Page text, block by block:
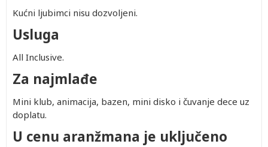
Kućni ljubimci nisu dozvoljeni.
Usluga
All Inclusive.
Za najmlađe
Mini klub, animacija, bazen, mini disko i čuvanje dece uz
doplatu.
U cenu aranžmana je uključeno